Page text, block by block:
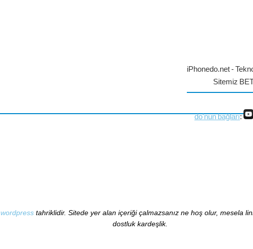
iPhonedo.net -
Sitemiz
do'nun bağları:
wordpresstahriklidir. Sitede yer alan içeriği çalmazsanız ne hoş olur, mesela
dostluk kardeşlik.